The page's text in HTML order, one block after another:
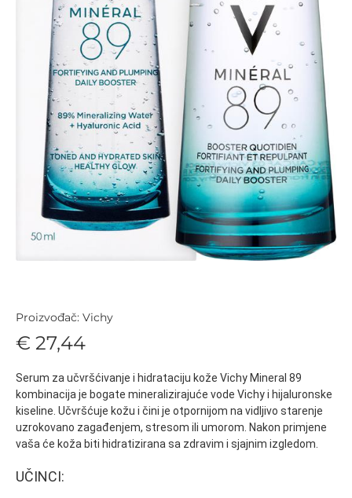
Proizvođač: Vichy
€ 27,44
Serum za učvršćivanje i hidrataciju kože Vichy Mineral 89
kombinacija je bogate mineralizirajuće vode Vichy i hijaluronske
kiseline. Učvršćuje kožu i čini je otpornijom na vidljivo starenje
uzrokovano zagađenjem, stresom ili umorom. Nakon primjene
vaša će koža biti hidratizirana sa zdravim i sjajnim izgledom.
UČINCI: